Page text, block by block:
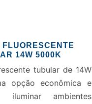
FLUORESCENTE
14W 5000K
tubular de 14W
opção econômica e
iluminar ambientes